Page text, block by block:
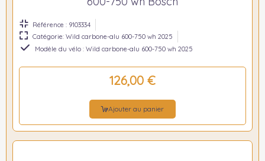
Référence : 9103334
Catégorie: Wild carbone-alu 600-750 wh 2025
Modèle du vélo : Wild carbone-alu 600-750 wh 2025
126,00 €
Ajouter au panier